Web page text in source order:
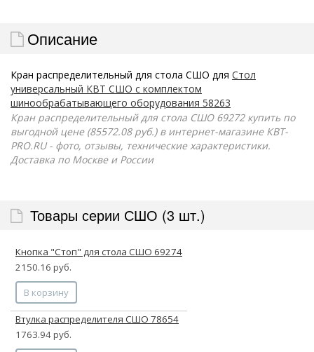
Описание
Кран распределительный для стола СШО для Стол
универсальный КВТ СШО с комплектом
шинообрабатывающего оборудования 58263
Кран распределительный для стола СШО 69272 купить по
выгодной цене (85572.08 руб.) в интернет-магазине КВТ-
PRO.RU - фото, отзывы, технические характеристики.
Доставка по Москве и России
Товары серии СШО (3 шт.)
Кнопка "Стоп" для стола СШО 69274
2150.16 руб.
В корзину
Втулка распределителя СШО 78654
1763.94 руб.